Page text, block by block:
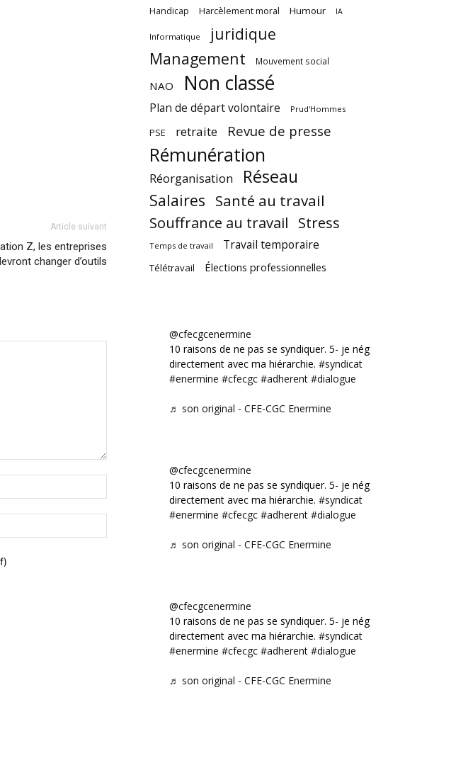
Article suivant
Z, les entreprises
changer d’outils
Handicap Harcèlement moral Humour IA
Informatique
juridique
Management
Mouvement social
NAO Non classé
Plan de départ volontaire Prud'Hommes
PSE retraite Revue de presse
Rémunération
Réorganisation Réseau
Salaires Santé au travail
Souffrance au travail Stress
Temps de travail Travail temporaire
Télétravail Élections professionnelles
@cfecgcenermine
10 raisons de ne pas se syndiquer. 5- je négocie
directement avec ma hiérarchie. #syndicat
#enermine #cfecgc #adherent #dialogue
♬ son original - CFE-CGC Enermine
@cfecgcenermine
10 raisons de ne pas se syndiquer. 5- je négocie
directement avec ma hiérarchie. #syndicat
#enermine #cfecgc #adherent #dialogue
♬ son original - CFE-CGC Enermine
@cfecgcenermine
10 raisons de ne pas se syndiquer. 5- je négocie
directement avec ma hiérarchie. #syndicat
#enermine #cfecgc #adherent #dialogue
♬ son original - CFE-CGC Enermine